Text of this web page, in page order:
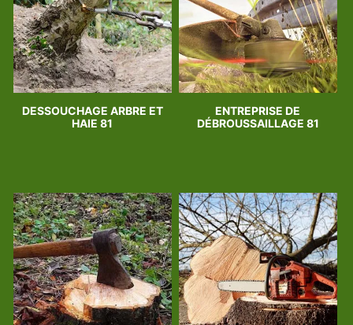
DESSOUCHAGE ARBRE ET
HAIE 81
ENTREPRISE DE
DÉBROUSSAILLAGE 81